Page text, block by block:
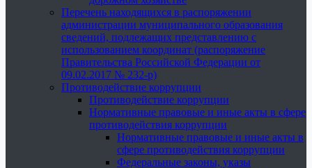
Перечень находящихся в распоряжении
администрации муниципального образования
сведений, подлежащих представлению с
использованием координат (распоряжение
Правительства Российской Федерации от
09.02.2017 № 232-р)
Противодействие коррупции
Противодействие коррупции
Нормативные правовые и иные акты в сфере
противодействия коррупции
Нормативные правовые и иные акты в
сфере противодействия коррупции
Федеральные законы, указы